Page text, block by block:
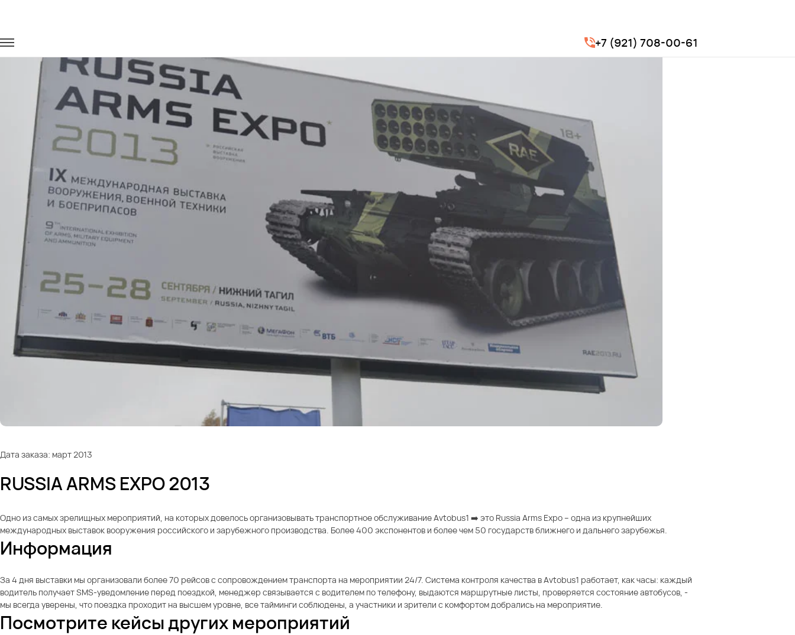
+7 (921) 708-00-61
Дата заказа: март 2013
RUSSIA ARMS EXPO 2013
Одно из самых зрелищных мероприятий, на которых довелось организовывать транспортное обслуживание Avtobus1 ➡️ это Russia Arms Expo – одна из крупнейших
международных выставок вооружения российского и зарубежного производства. Более 400 экспонентов и более чем 50 государств ближнего и дальнего зарубежья.
Информация
За 4 дня выставки мы организовали более 70 рейсов с сопровождением транспорта на мероприятии 24/7. Система контроля качества в Avtobus1 работает, как часы: каждый
водитель получает SMS-уведомление перед поездкой, менеджер связывается с водителем по телефону, выдаются маршрутные листы, проверяется состояние автобусов, -
мы всегда уверены, что поездка проходит на высшем уровне, все тайминги соблюдены, а участники и зрители с комфортом добрались на мероприятие.
Посмотрите кейсы других мероприятий